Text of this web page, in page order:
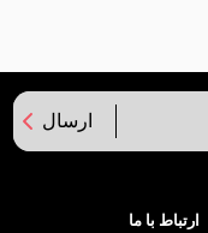
ارسال
ارتباط با ما